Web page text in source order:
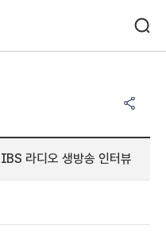
라디오 생방송 인터뷰